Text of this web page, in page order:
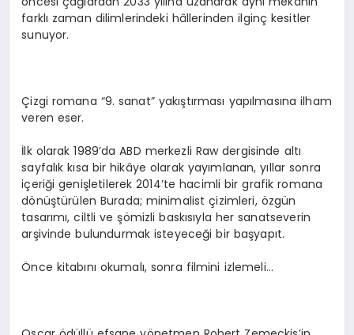
farklı zaman dilimlerindeki hâllerinden ilginç kesitler
sunuyor.
Çizgi romana “9. sanat” yakıştırması yapılmasına ilham
veren eser.
İlk olarak 1989’da ABD merkezli Raw dergisinde altı
sayfalık kısa bir hikâye olarak yayımlanan, yıllar sonra
içeriği genişletilerek 2014’te hacimli bir grafik romana
dönüştürülen Burada; minimalist çizimleri, özgün
tasarımı, ciltli ve şömizli baskısıyla her sanatseverin
arşivinde bulundurmak isteyeceği bir başyapıt.
Önce kitabını okumalı, sonra filmini izlemeli…